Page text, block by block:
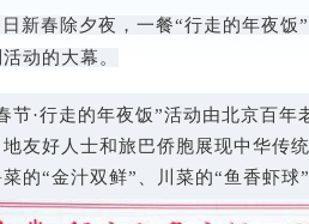
新春除夕夜，一餐“行走的年夜
动的大幕。
·行走的年夜饭”活动由北京百年
友好人士和旅巴侨胞展现中华传
的“金汁双鲜”、川菜的“鱼香虾球